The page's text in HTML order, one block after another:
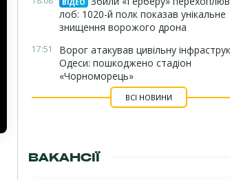
ВІДЕО
лоб: 1020-й полк показав унікальне
знищення ворожого дрона
17:51
Ворог атакував цивільну
Одеси: пошкоджено стадіон
«Чорноморець»
ВСІ НОВИНИ
ВАКАНСІЇ